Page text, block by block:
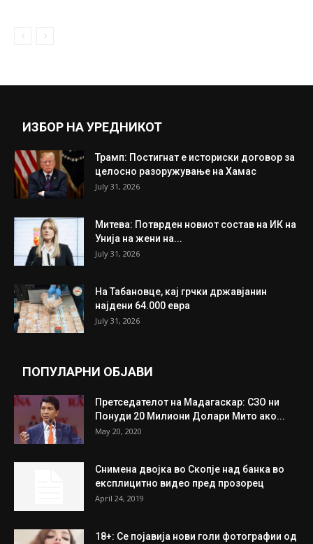
ИЗБОР НА УРЕДНИКОТ
Трамп: Постигнат е историски договор за
целосно разоружување на Хамас
July 31, 2026
Митева: Потврден новиот состав на ИК на
Унија на жени на...
July 31, 2026
На Табановце, кај грчки државјанин
најдени 64.000 евра
July 31, 2026
ПОПУЛАРНИ ОБЈАВИ
Претседателот на Мадагаскар: СЗО ни
Понуди 20 Милиони Долари Мито ако...
May 20, 2020
Снимена двојка во Скопје над банка во
експлицитно видео пред прозорец
April 24, 2019
18+: Се појавија нови голи фотографии од